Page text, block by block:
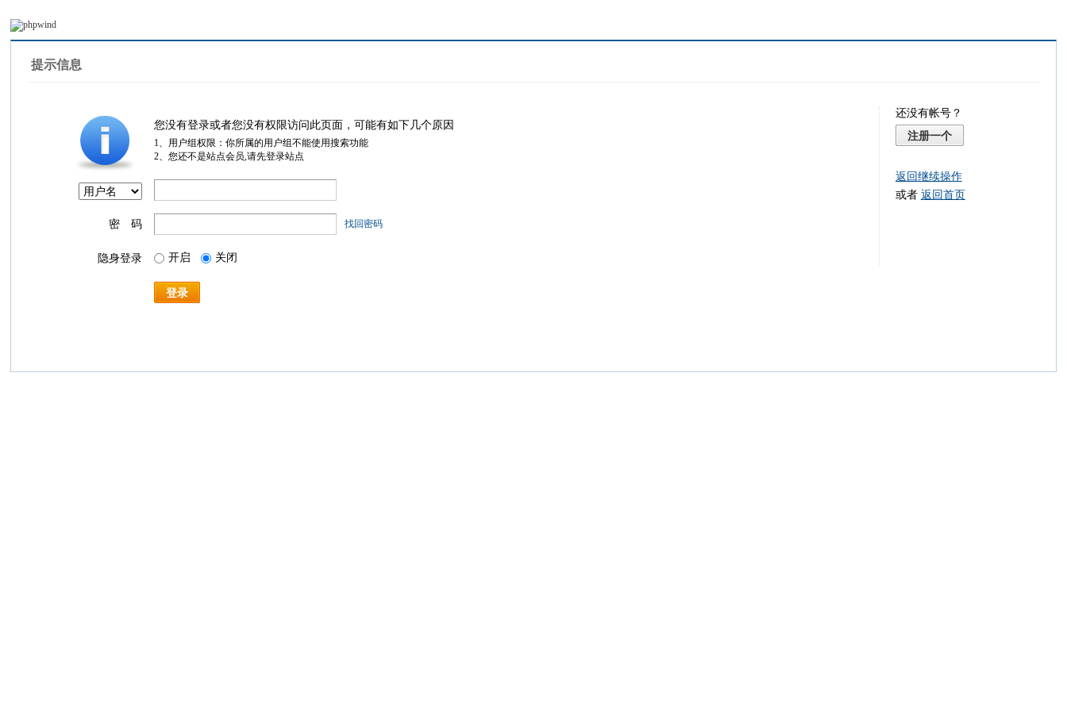
提示信息
您没有登录或者您没有权限访问此页面，可能有如下几个原因
1、用户组权限：你所属的用户组不能使用搜索功能
2、您还不是站点会员,请先登录站点
密 码 找回密码
隐身登录 开启 关闭
登录
还没有帐号？
注册一个
返回继续操作
或者 返回首页